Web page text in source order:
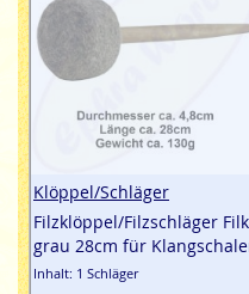
Wer die Arbeit vom
Masaru Emoto kennt,
das Wasser hat. Da der
besteht, hat die
Klangschalen einen
Wohlgefühl und die
unserem Körper.
Ephra World Shop
trägt
Einfach bestellen &
Klöppel/Schläger
Filzklöppel/Filzschläger
grau 28cm für
Inhalt: 1 Schläger